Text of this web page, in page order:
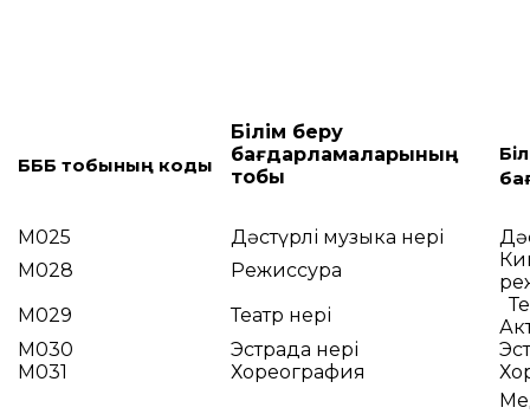
БББ тобының коды
Білім беру
бағдарламаларының
тобы
M025 Дәстүрлі музыка өнері
M028
Режиссура
M029
Театр өнері
M030
Эстрада өнері
M031
Хореография